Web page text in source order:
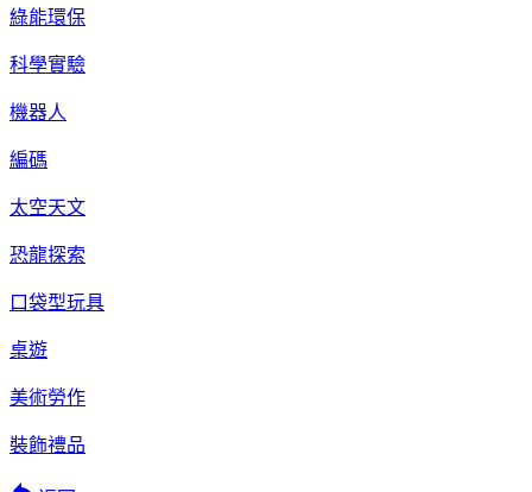
綠能環保
科學實驗
機器人
編碼
太空天文
恐龍探索
口袋型玩具
桌遊
美術勞作
裝飾禮品